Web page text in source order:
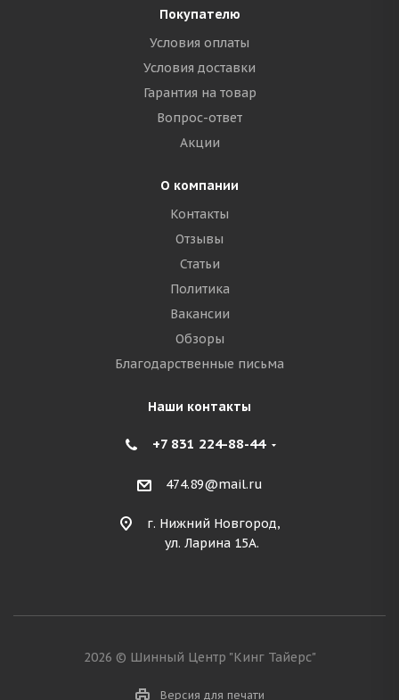
Покупателю
Условия оплаты
Условия доставки
Гарантия на товар
Вопрос-ответ
Акции
О компании
Контакты
Отзывы
Статьи
Политика
Вакансии
Обзоры
Благодарственные письма
Наши контакты
+7 831 224-88-44
474.89@mail.ru
г. Нижний Новгород,
ул. Ларина 15А.
2026 © Шинный Центр "Кинг Тайерс"
Версия для печати